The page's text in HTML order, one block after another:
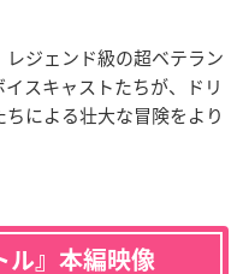
ジェンド級の超ベテラン
スキャストたちが、ドリ
による壮大な冒険をより
ル』本編映像